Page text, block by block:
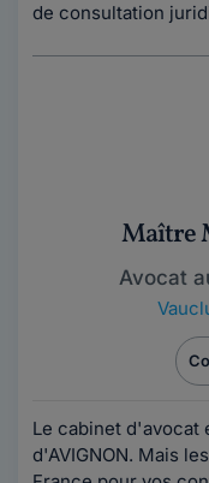
de consultation
Maître
Avocat
Le cabinet d'avocat
d'AVIGNON. Mais